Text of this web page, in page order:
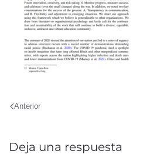
Anterior
Deja una respuesta